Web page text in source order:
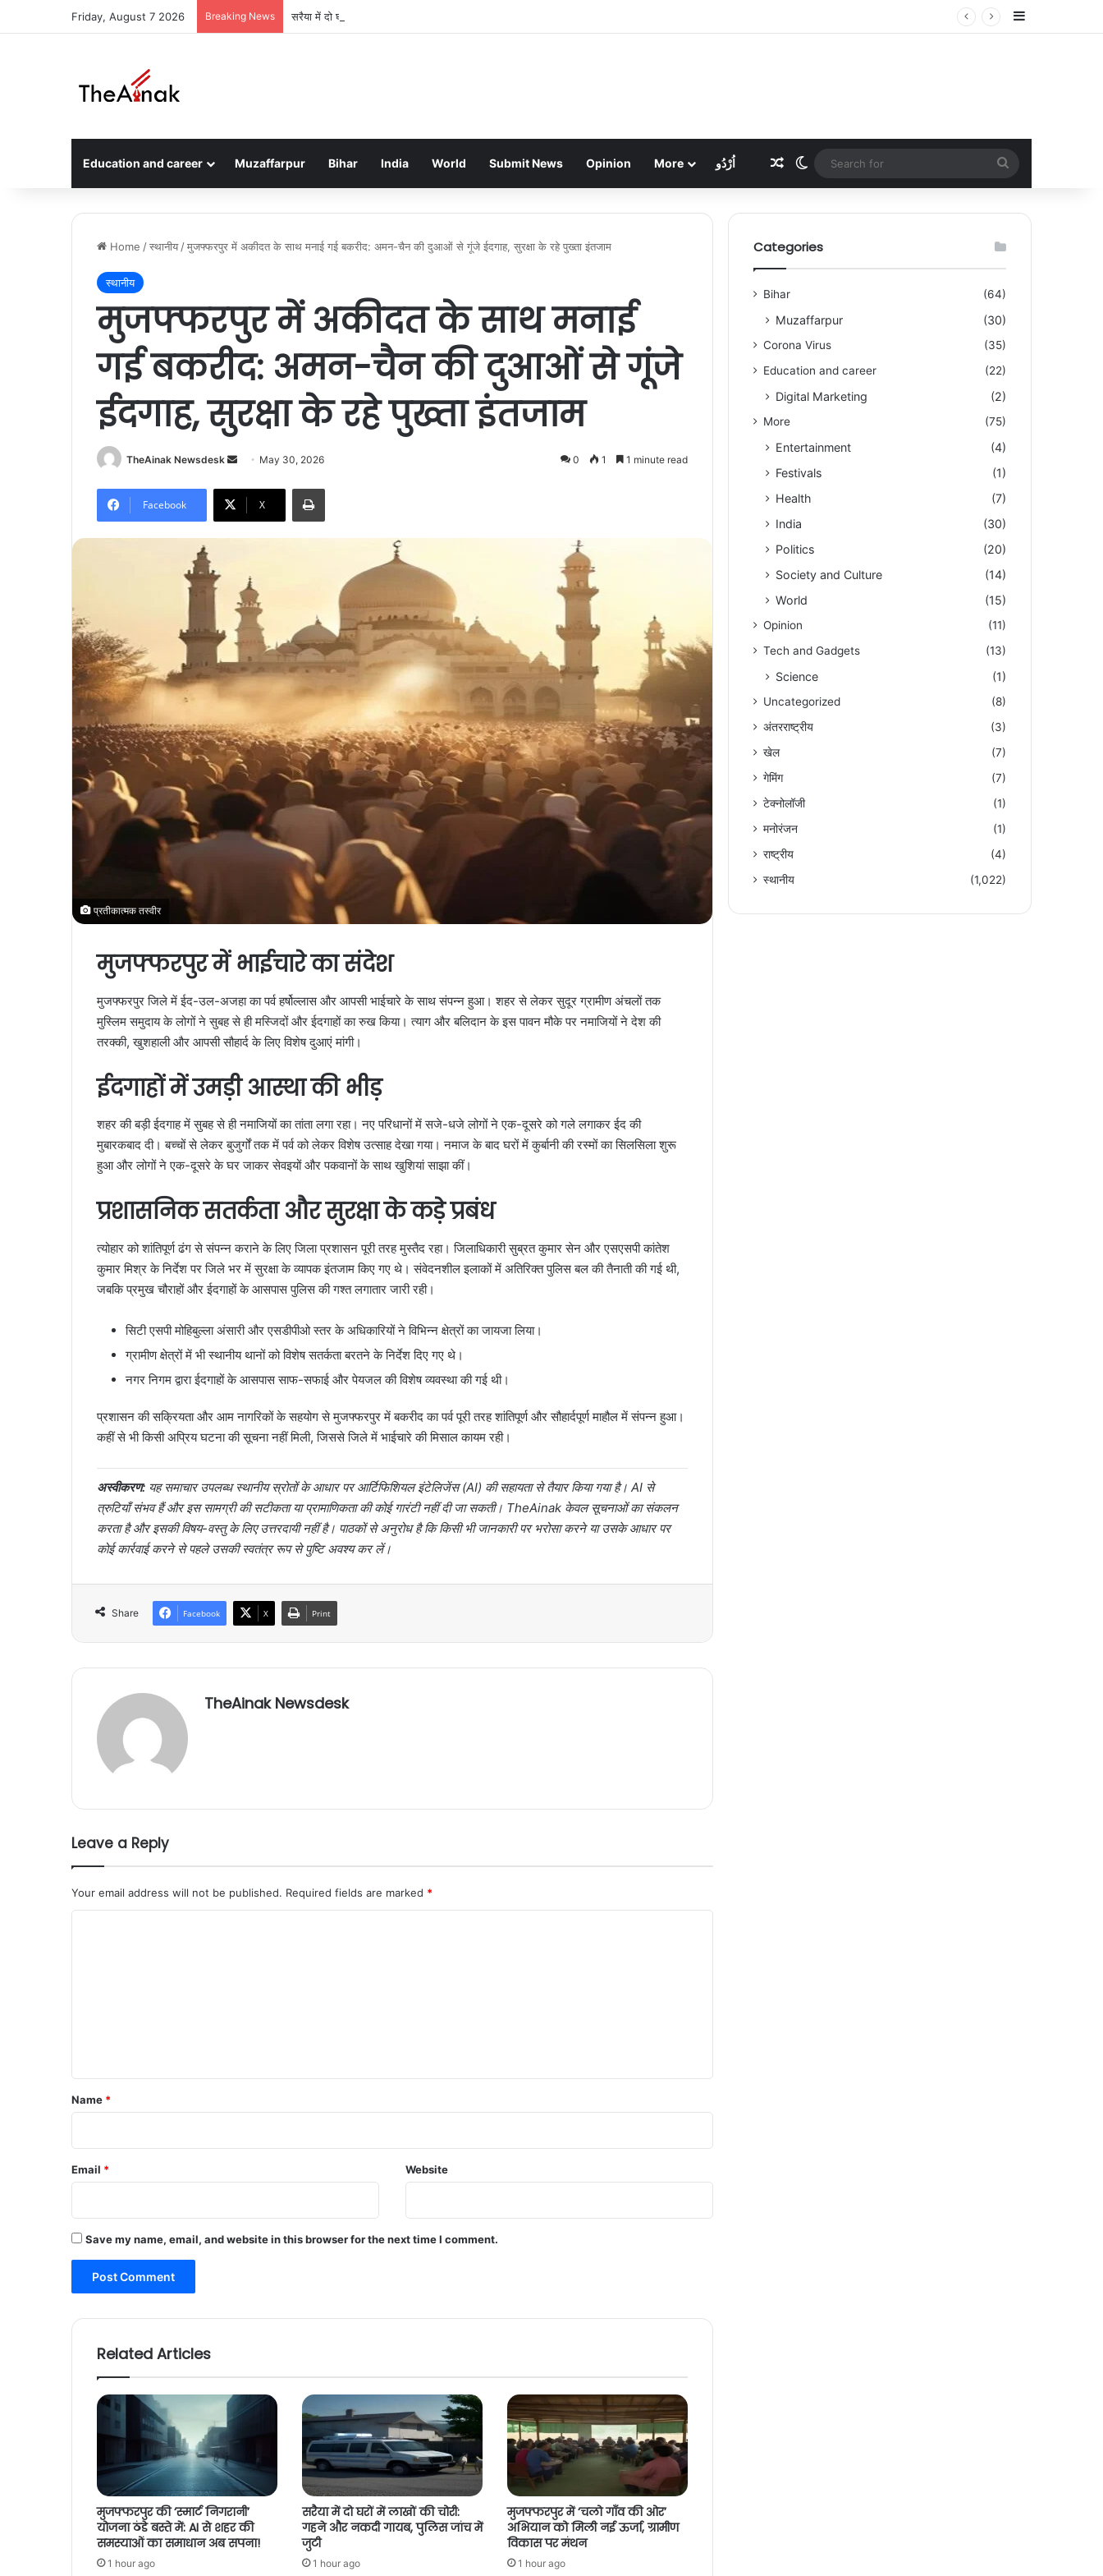
Friday, August 7 2026 Breaking News सरैया में दो घरों में लाखों की चोरी: गहने और नकदी गायब, पुलिस जांच में जुटी
Education and career Muzaffarpur Bihar India World Submit News Opinion More اُرْدُو Random Article
Switch skin
for
Home /स्थानीय /मुजफ्फरपुर में अकीदत के साथ मनाई गई बकरीद: अमन-चैन की दुआओं से गूंजे ईदगाह, सुरक्षा के रहे पुख्ता इंतजाम
स्थानीय
मुजफ्फरपुर में अकीदत के साथ मनाई
गई बकरीद: अमन-चैन की दुआओं से गूंजे
ईदगाह, सुरक्षा के रहे पुख्ता इंतजाम
TheAinak Newsdesk
d
a
m
a
May 30, 2026 0 1 1 minute read
Facebook X
प्रतीकात्मक तस्वीर
मुजफ्फरपुर में भाईचारे का संदेश
मुजफ्फरपुर जिले में ईद-उल-अजहा का पर्व हर्षोल्लास और आपसी भाईचारे के साथ संपन्न हुआ। शहर से लेकर सुदूर ग्रामीण अंचलों तक
मुस्लिम समुदाय के लोगों ने सुबह से ही मस्जिदों और ईदगाहों का रुख किया। त्याग और बलिदान के इस पावन मौके पर नमाजियों ने देश की
तरक्की, खुशहाली और आपसी सौहार्द के लिए विशेष दुआएं मांगी।
ईदगाहों में उमड़ी आस्था की भीड़
शहर की बड़ी ईदगाह में सुबह से ही नमाजियों का तांता लगा रहा। नए परिधानों में सजे-धजे लोगों ने एक-दूसरे को गले लगाकर ईद की
मुबारकबाद दी। बच्चों से लेकर बुजुर्गों तक में पर्व को लेकर विशेष उत्साह देखा गया। नमाज के बाद घरों में कुर्बानी की रस्मों का सिलसिला शुरू
हुआ और लोगों ने एक-दूसरे के घर जाकर सेवइयों और पकवानों के साथ खुशियां साझा कीं।
प्रशासनिक सतर्कता और सुरक्षा के कड़े प्रबंध
त्योहार को शांतिपूर्ण ढंग से संपन्न कराने के लिए जिला प्रशासन पूरी तरह मुस्तैद रहा। जिलाधिकारी सुब्रत कुमार सेन और एसएसपी कांतेश
कुमार मिश्र के निर्देश पर जिले भर में सुरक्षा के व्यापक इंतजाम किए गए थे। संवेदनशील इलाकों में अतिरिक्त पुलिस बल की तैनाती की गई थी,
जबकि प्रमुख चौराहों और ईदगाहों के आसपास पुलिस की गश्त लगातार जारी रही।
सिटी एसपी मोहिबुल्ला अंसारी और एसडीपीओ स्तर के अधिकारियों ने विभिन्न क्षेत्रों का जायजा लिया।
ग्रामीण क्षेत्रों में भी स्थानीय थानों को विशेष सतर्कता बरतने के निर्देश दिए गए थे।
नगर निगम द्वारा ईदगाहों के आसपास साफ-सफाई और पेयजल की विशेष व्यवस्था की गई थी।
प्रशासन की सक्रियता और आम नागरिकों के सहयोग से मुजफ्फरपुर में बकरीद का पर्व पूरी तरह शांतिपूर्ण और सौहार्दपूर्ण माहौल में संपन्न हुआ।
कहीं से भी किसी अप्रिय घटना की सूचना नहीं मिली, जिससे जिले में भाईचारे की मिसाल कायम रही।
अस्वीकरण: यह समाचार उपलब्ध स्थानीय स्रोतों के आधार पर आर्टिफिशियल इंटेलिजेंस (AI) की सहायता से तैयार किया गया है। AI से
त्रुटियाँ संभव हैं और इस सामग्री की सटीकता या प्रामाणिकता की कोई गारंटी नहीं दी जा सकती। TheAinak केवल सूचनाओं का संकलन
करता है और इसकी विषय-वस्तु के लिए उत्तरदायी नहीं है। पाठकों से अनुरोध है कि किसी भी जानकारी पर भरोसा करने या उसके आधार पर
कोई कार्रवाई करने से पहले उसकी स्वतंत्र रूप से पुष्टि अवश्य कर लें।
Share Facebook X Print
TheAinak Newsdesk
Leave a Reply
Your email address will not be published. Required fields are marked *
*
Name *
Email * Website
Save my name, email, and website in this browser for the next time I comment.
Related Articles
मुजफ्फरपुर की ‘स्मार्ट निगरानी’
योजना ठंडे बस्ते में: AI से शहर की
समस्याओं का समाधान अब सपना!
1 hour ago
सरैया में दो घरों में लाखों की चोरी:
गहने और नकदी गायब, पुलिस जांच में
जुटी
1 hour ago
मुजफ्फरपुर में ‘चलो गाँव की ओर’
अभियान को मिली नई ऊर्जा, ग्रामीण
विकास पर मंथन
1 hour ago
Categories
Bihar (64)
Muzaffarpur (30)
Corona Virus
(35)
Education and career
(22)
Digital Marketing (2)
More (75)
Entertainment
(4)
Festivals
(1)
Health
(7)
India
(30)
Politics
(20)
Society and Culture
(14)
World
(15)
Opinion
(11)
Tech and Gadgets
(13)
Science (1)
Uncategorized
(8)
अंतरराष्ट्रीय
(3)
खेल
(7)
गेमिंग
(7)
टेक्नोलॉजी
(1)
मनोरंजन
(1)
राष्ट्रीय
(4)
स्थानीय
(1,022)